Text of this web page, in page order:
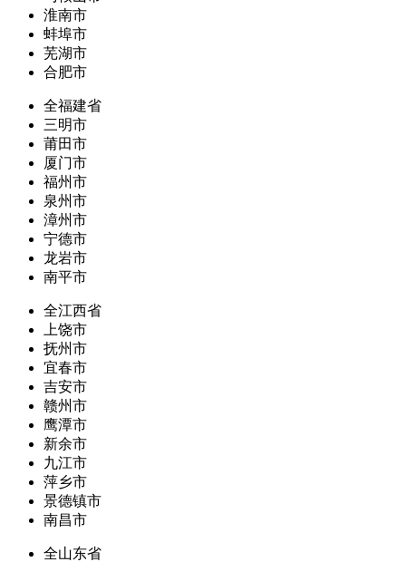
淮南市
蚌埠市
芜湖市
合肥市
全福建省
三明市
莆田市
厦门市
福州市
泉州市
漳州市
宁德市
龙岩市
南平市
全江西省
上饶市
抚州市
宜春市
吉安市
赣州市
鹰潭市
新余市
九江市
萍乡市
景德镇市
南昌市
全山东省